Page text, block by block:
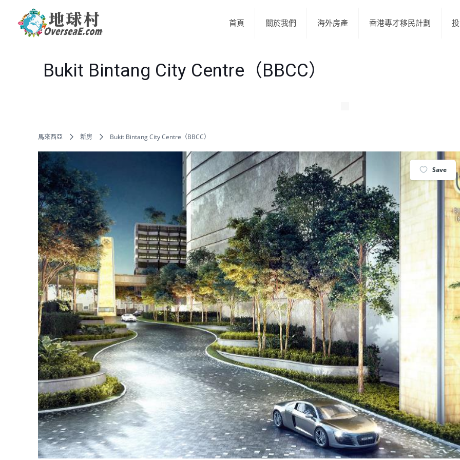
首頁 關於我們 海外房產 香港專才移民計劃
Bukit Bintang City Centre（BBCC）
馬來西亞 新房 Bukit Bintang City Centre（BBCC）
Save